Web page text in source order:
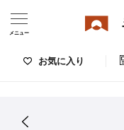
お気に入り
メニュー